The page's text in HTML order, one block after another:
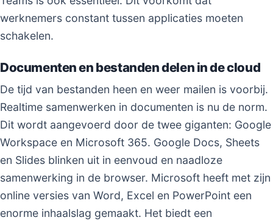
werknemers constant tussen applicaties moeten
schakelen.
Documenten en bestanden delen in de cloud
De tijd van bestanden heen en weer mailen is voorbij.
Realtime samenwerken in documenten is nu de norm.
Dit wordt aangevoerd door de twee giganten: Google
Workspace en Microsoft 365. Google Docs, Sheets
en Slides blinken uit in eenvoud en naadloze
samenwerking in de browser. Microsoft heeft met zijn
online versies van Word, Excel en PowerPoint een
enorme inhaalslag gemaakt. Het biedt een